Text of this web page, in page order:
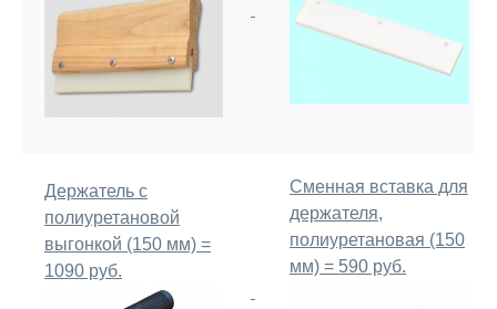
Держатель с
полиуретановой
выгонкой (150 мм) =
1090 руб.
Сменная вставка для
держателя,
полиуретановая (150
мм) = 590 руб.